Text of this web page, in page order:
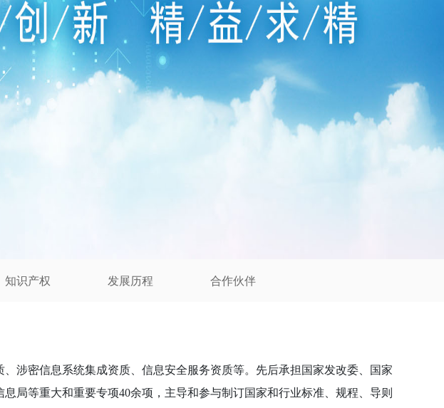
知识产权 发展历程 合作伙伴
密信息系统集成资质、信息安全服务资质等。先后承担国家发改委、国家
息局等重大和重要专项40余项，主导和参与制订国家和行业标准、规程、导则